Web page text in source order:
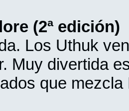
(2ª edición)
Los Uthuk
Muy divertida
que